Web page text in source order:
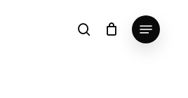
search
Menu
Fermer
le
Fermer
lesClose